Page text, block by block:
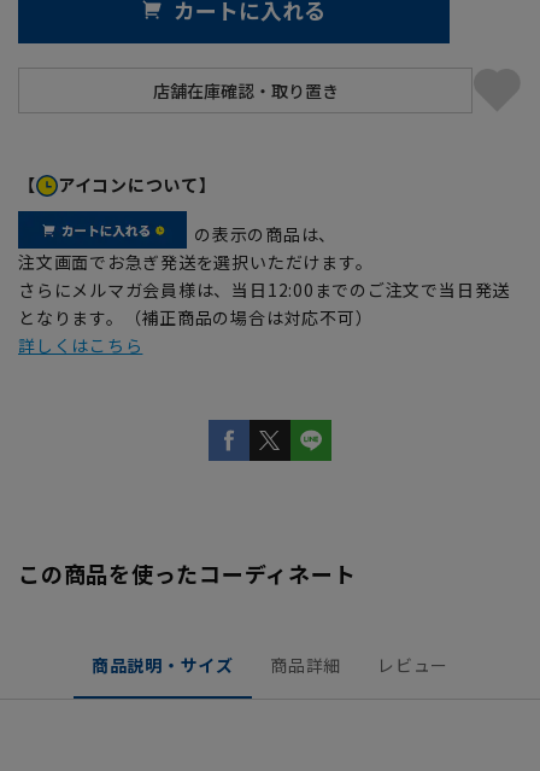
カートに入れる
【 アイコンについて】
の表示の商品は、
注文画面でお急ぎ発送を選択いただけます。
さらにメルマガ会員様は、当日12:00までのご注文で当日発送
となります。（補正商品の場合は対応不可）
詳しくはこちら
この商品を使ったコーディネート
商品説明・サイズ 商品詳細 レビュー